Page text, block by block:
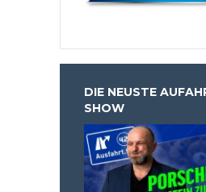
DIE NEUSTE
SHOW